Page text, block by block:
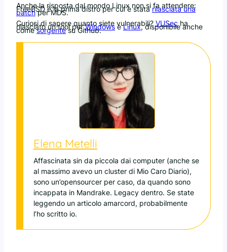
Anche la risposta dal mondo Linux non si fa attendere:
FreeBSD è la prima distro per cui è statarilasciata una
patchper MDS.
Curiosi di sapere quanto siete vulnerabili? VUSec ha
rilasciato un tool perWindows eLinux, disponibile anche
comesorgentesu Github.
Elena Metelli
Affascinata sin da piccola dai computer (anche se
al massimo avevo un cluster di Mio Caro Diario),
sono un’opensourcer per caso, da quando sono
incappata in Mandrake. Legacy dentro. Se state
leggendo un articolo amarcord, probabilmente
l’ho scritto io.